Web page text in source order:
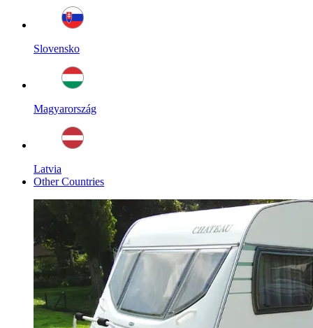
Slovensko
Magyarország
Latvia
Other Countries